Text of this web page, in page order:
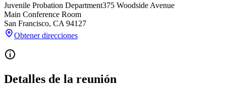
Juvenile Probation Department375 Woodside Avenue
Main Conference Room
San Francisco, CA 94127
Obtener direcciones
Detalles de la reunión